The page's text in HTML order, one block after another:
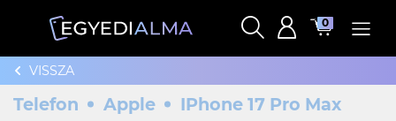
0
VISSZA
Telefon Apple IPhone 17 Pro Max